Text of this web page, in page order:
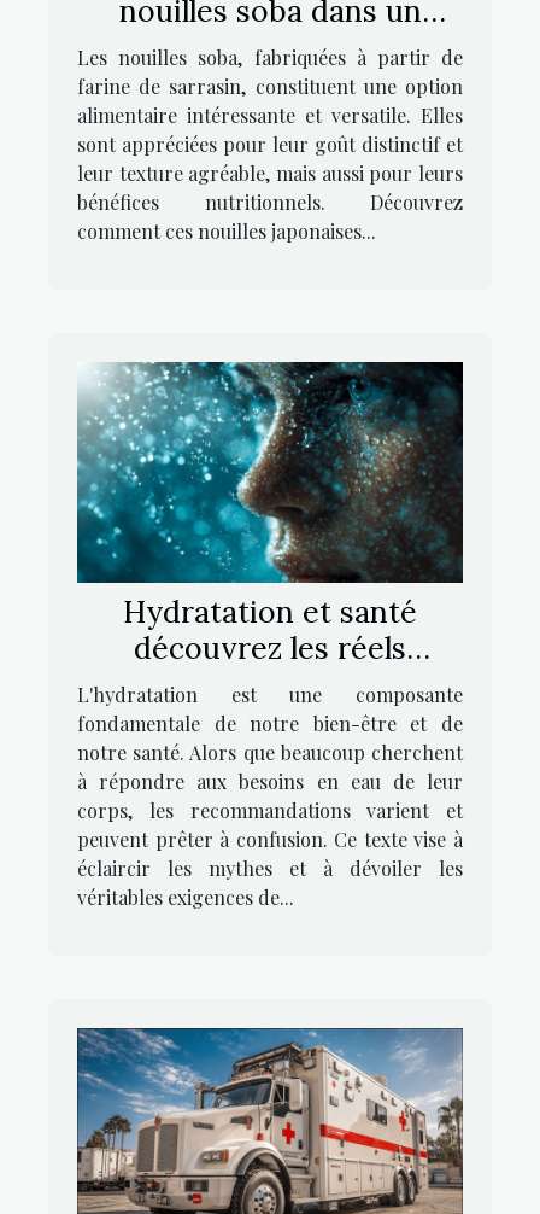
nouilles soba dans un
régime alimentaire
équilibré
Les nouilles soba, fabriquées à partir de
farine de sarrasin, constituent une option
alimentaire intéressante et versatile. Elles
sont appréciées pour leur goût distinctif et
leur texture agréable, mais aussi pour leurs
bénéfices nutritionnels. Découvrez
comment ces nouilles japonaises...
Hydratation et santé
découvrez les réels
besoins en eau de votre
corps
L'hydratation est une composante
fondamentale de notre bien-être et de
notre santé. Alors que beaucoup cherchent
à répondre aux besoins en eau de leur
corps, les recommandations varient et
peuvent prêter à confusion. Ce texte vise à
éclaircir les mythes et à dévoiler les
véritables exigences de...